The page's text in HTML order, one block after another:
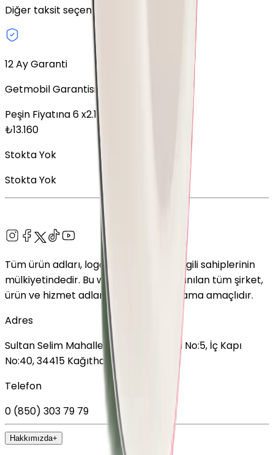
Diğer taksit seçeneklerini keşfedin.
12 Ay Garanti
Getmobil Garantisi
Peşin Fiyatına6x2.193,33
₺13.160
Stokta Yok
Stokta Yok
Tüm ürün adları, logolar ve markalar ilgili sahiplerinin
mülkiyetindedir. Bu web sitesinde kullanılan tüm şirket,
ürün ve hizmet adları yalnızca tanımlama amaçlıdır.
Adres
Sultan Selim Mahallesi, Lalegül Sokağı No:5, İç Kapı
No:40, 34415 Kağıthane/İstanbul
Telefon
0 (850) 303 79 79
Hakkımızda+